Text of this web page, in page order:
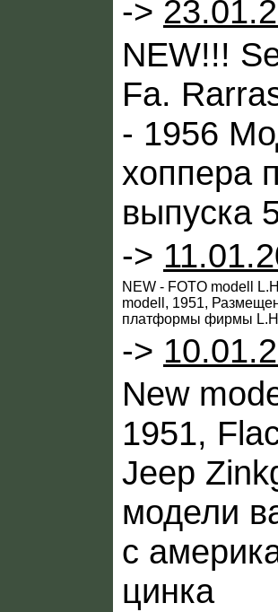
->
NEW!!!
Fa.
- 1956
хоппера
выпуска
->
NEW - FOTO modell
modell, 1951,
платформы фирмы
->
New
1951,
Jeep
модели
с
цинка